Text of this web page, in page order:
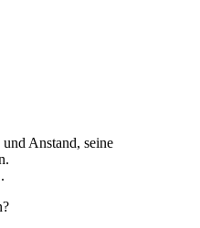
Anstand, seine